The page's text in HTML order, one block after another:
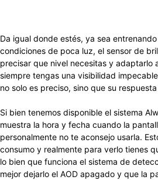
Da igual donde estés, ya sea
condiciones de poca luz, el sensor de
precisar que nivel necesitas y adaptarlo
siempre tengas una visibilidad
no solo es preciso, sino que su
Si bien tenemos disponible el sistema
muestra la hora y fecha cuando la
personalmente no te aconsejo usarla.
consumo y realmente para verlo tienes
lo bien que funciona el sistema de
mejor dejarlo el AOD apagado y que la